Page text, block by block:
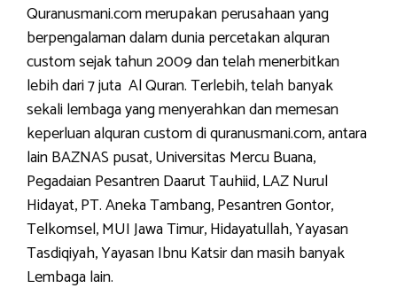
Quranusmani.com merupakan perusahaan yang
berpengalaman dalam dunia percetakan alquran
custom sejak tahun 2009 dan telah menerbitkan
lebih dari 7 juta Al Quran. Terlebih, telah banyak
sekali lembaga yang menyerahkan dan memesan
keperluan alquran custom di quranusmani.com, antara
lain BAZNAS pusat, Universitas Mercu Buana,
Pegadaian Pesantren Daarut Tauhiid, LAZ Nurul
Hidayat, PT. Aneka Tambang, Pesantren Gontor,
Telkomsel, MUI Jawa Timur, Hidayatullah, Yayasan
Tasdiqiyah, Yayasan Ibnu Katsir dan masih banyak
Lembaga lain.